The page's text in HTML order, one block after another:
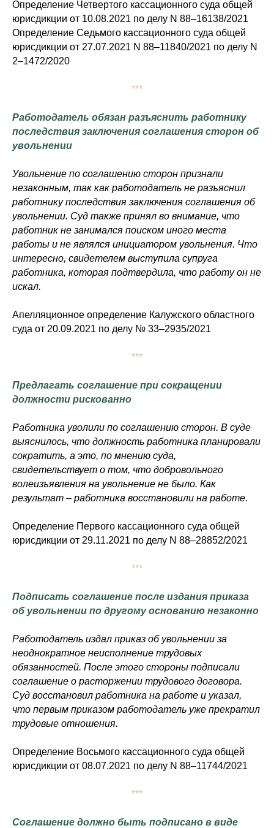
Определение Четвертого кассационного суда общей
юрисдикции от 10.08.2021 по делу N 88–16138/2021
Определение Седьмого кассационного суда общей
юрисдикции от 27.07.2021 N 88–11840/2021 по делу N
2–1472/2020
***
Работодатель обязан разъяснить работнику
последствия заключения соглашения сторон об
увольнении
Увольнение по соглашению сторон признали
незаконным, так как работодатель не разъяснил
работнику последствия заключения соглашения об
увольнении. Суд также принял во внимание, что
работник не занимался поиском иного места
работы и не являлся инициатором увольнения. Что
интересно, свидетелем выступила супруга
работника, которая подтвердила, что работу он не
искал.
Апелляционное определение Калужского областного
суда от 20.09.2021 по делу № 33–2935/2021
***
Предлагать соглашение при сокращении
должности рискованно
Работника уволили по соглашению сторон. В суде
выяснилось, что должность работника планировали
сократить, а это, по мнению суда,
свидетельствует о том, что добровольного
волеизъявления на увольнение не было. Как
результат – работника восстановили на работе.
Определение Первого кассационного суда общей
юрисдикции от 29.11.2021 по делу N 88–28852/2021
***
Подписать соглашение после издания приказа
об увольнении по другому основанию незаконно
Работодатель издал приказ об увольнении за
неоднократное неисполнение трудовых
обязанностей. После этого стороны подписали
соглашение о расторжении трудового договора.
Суд восстановил работника на работе и указал,
что первым приказом работодатель уже прекратил
трудовые отношения.
Определение Восьмого кассационного суда общей
юрисдикции от 08.07.2021 по делу N 88–11744/2021
***
Соглашение должно быть подписано в виде